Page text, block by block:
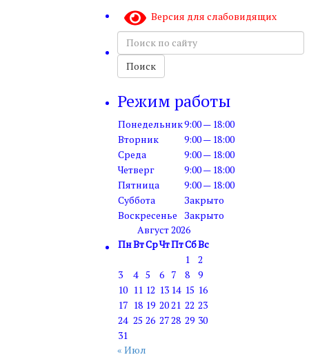
Версия для слабовидящих
Поиск
по
сайту
Поиск
Режим работы
Понедельник9:00 — 18:00
Вторник
9:00 — 18:00
Среда
9:00 — 18:00
Четверг
9:00 — 18:00
Пятница
9:00 — 18:00
Суббота
Закрыто
Воскресенье
Закрыто
Август 2026
ПнВтСрЧтПтСбВс
1
2
3
4 5 6 7 8
9
10 11 12 13 14 15 16
17 18 19 2021 22 23
24 25 26 2728 29 30
31
« Июл